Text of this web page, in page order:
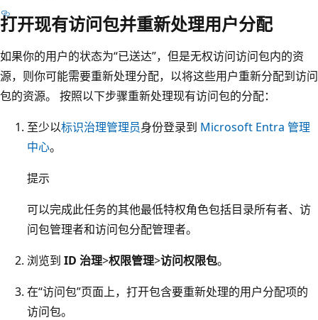
打开现有访问包并重新处理用户分配
如果你的用户的状态为“已送达”，但是无权访问访问包内的资
源，则你可能需要重新处理分配，以将这些用户重新分配到访问
包的资源。 按照以下步骤重新处理现有访问包的分配：
至少以标识治理管理员身份登录到 Microsoft Entra 管理
中心。
提示
可以完成此任务的其他最低特权角色包括目录所有者、访
问包管理者和访问包分配管理者。
浏览到 ID 治理>权限管理>访问权限包。
在“访问包”页面上，打开包含要重新处理的用户分配项的
访问包。